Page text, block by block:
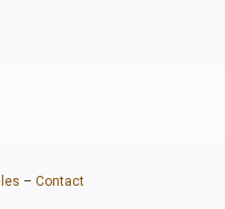
– Contact